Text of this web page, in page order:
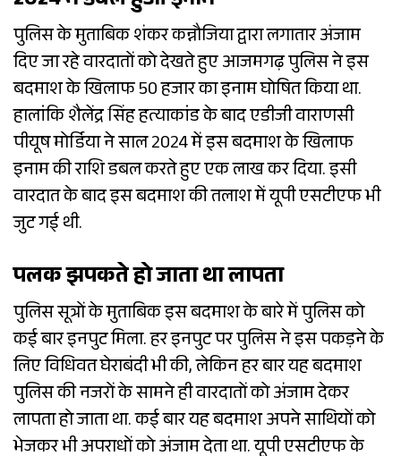
पुलिस के मुताबिक शंकर कन्नौजिया द्वारा लगातार अंजाम
दिए जा रहे वारदातों को देखते हुए आजमगढ़ पुलिस ने इस
बदमाश के खिलाफ 50 हजार का इनाम घोषित किया था.
हालांकि शैलेंद्र सिंह हत्याकांड के बाद एडीजी वाराणसी
पीयूष मोर्डिया ने साल 2024 में इस बदमाश के खिलाफ
इनाम की राशि डबल करते हुए एक लाख कर दिया. इसी
वारदात के बाद इस बदमाश की तलाश में यूपी एसटीएफ भी
जुट गई थी.
पलक झपकते हो जाता था लापता
पुलिस सूत्रों के मुताबिक इस बदमाश के बारे में पुलिस को
कई बार इनपुट मिला. हर इनपुट पर पुलिस ने इस पकड़ने के
लिए विधिवत घेराबंदी भी की, लेकिन हर बार यह बदमाश
पुलिस की नजरों के सामने ही वारदातों को अंजाम देकर
लापता हो जाता था. कई बार यह बदमाश अपने साथियों को
भेजकर भी अपराधों को अंजाम देता था. यूपी एसटीएफ के